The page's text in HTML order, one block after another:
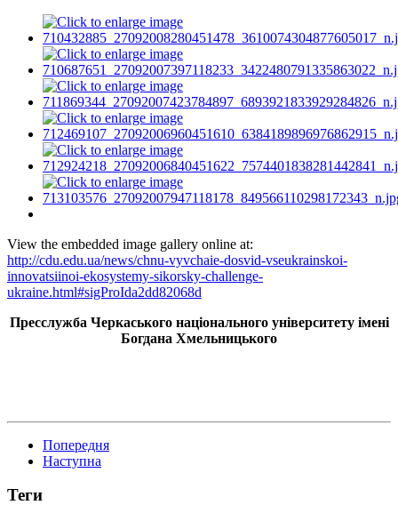
View the embedded image gallery online at:
http://cdu.edu.ua/news/chnu-vyvchaie-dosvid-vseukrainskoi-
innovatsiinoi-ekosystemy-sikorsky-challenge-
ukraine.html#sigProIda2dd82068d
Пресслужба Черкаського національного університету імені
Богдана Хмельницького
Попередня
Наступна
Теги